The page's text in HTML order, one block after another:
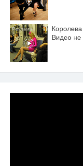
Королева
Видео не